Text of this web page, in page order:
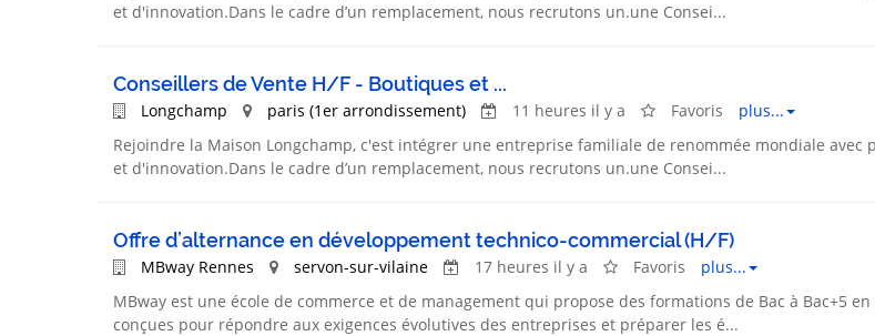
et d'innovation.Dans le cadre d’un remplacement, nous recrutons un.une Consei...
Conseillers de Vente H/F - Boutiques et ...
Longchamp paris (1er arrondissement) 11 heures il y a Favoris
plus...
Rejoindre la Maison Longchamp, c'est intégrer une entreprise familiale de renommée mondiale avec
et d'innovation.Dans le cadre d’un remplacement, nous recrutons un.une Consei...
Offre d’alternance en développement technico-commercial (H/F)
MBway Rennes servon-sur-vilaine 17 heures il y a Favoris
plus...
MBway est une école de commerce et de management qui propose des formations de Bac à Bac+5
conçues pour répondre aux exigences évolutives des entreprises et préparer les é...